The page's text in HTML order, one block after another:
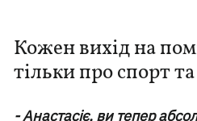
Кожен вихід на
тільки про спорт
- Анастасіє, ви тепер